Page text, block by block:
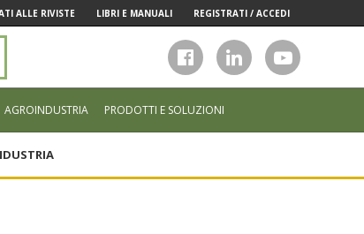
ALLE RIVISTE LIBRI E MANUALI REGISTRATI / ACCEDI
sito
AGROINDUSTRIA PRODOTTI E SOLUZIONI